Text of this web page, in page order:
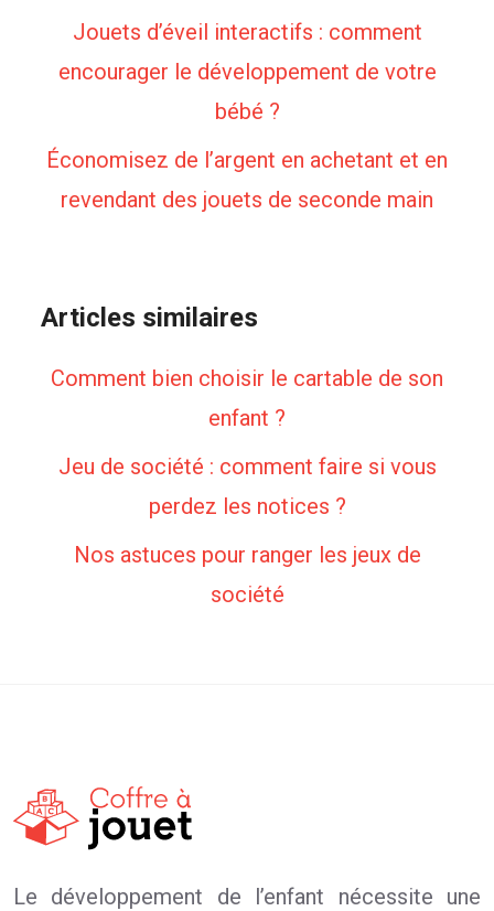
Jouets d’éveil interactifs : comment
encourager le développement de votre
bébé ?
Économisez de l’argent en achetant et en
revendant des jouets de seconde main
Articles similaires
Comment bien choisir le cartable de son
enfant ?
Jeu de société : comment faire si vous
perdez les notices ?
Nos astuces pour ranger les jeux de
société
Le développement de l’enfant nécessite une